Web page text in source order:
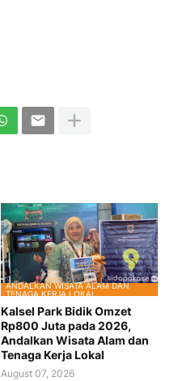
ANDALKAN WISATA ALAM DAN
TENAGA KERJA LOKAL
Kalsel Park Bidik Omzet
Rp800 Juta pada 2026,
Andalkan Wisata Alam dan
Tenaga Kerja Lokal
August 07, 2026